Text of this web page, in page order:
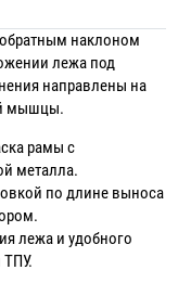
наклоном
лежа под
направлены на
мышцы.
рамы с
металла.
по длине выноса
лежа и удобного
ТПУ.